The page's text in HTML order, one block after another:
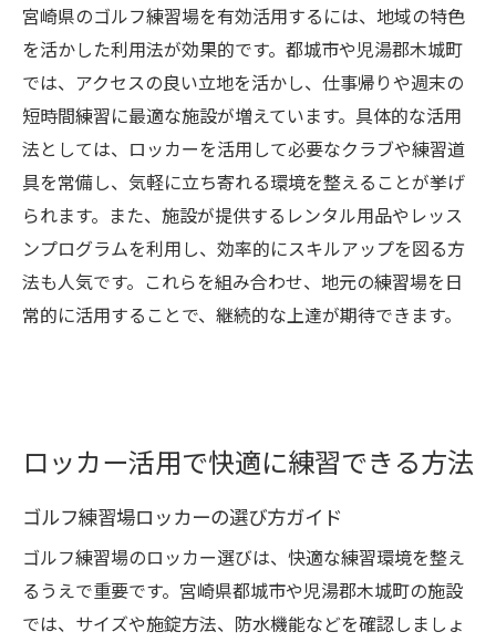
アクセスや設備で選ぶ理想の練習場条件
ゴルフ練習場探しで重視すべきポイント
宮崎県のゴルフ練習場を有効活用するには、地域の特色
を活かした利用法が効果的です。都城市や児湯郡木城町
では、アクセスの良い立地を活かし、仕事帰りや週末の
短時間練習に最適な施設が増えています。具体的な活用
法としては、ロッカーを活用して必要なクラブや練習道
具を常備し、気軽に立ち寄れる環境を整えることが挙げ
られます。また、施設が提供するレンタル用品やレッス
ンプログラムを利用し、効率的にスキルアップを図る方
法も人気です。これらを組み合わせ、地元の練習場を日
常的に活用することで、継続的な上達が期待できます。
ロッカー活用で快適に練習できる方法
ゴルフ練習場ロッカーの選び方ガイド
ゴルフ練習場のロッカー選びは、快適な練習環境を整え
るうえで重要です。宮崎県都城市や児湯郡木城町の施設
では、サイズや施錠方法、防水機能などを確認しましょ